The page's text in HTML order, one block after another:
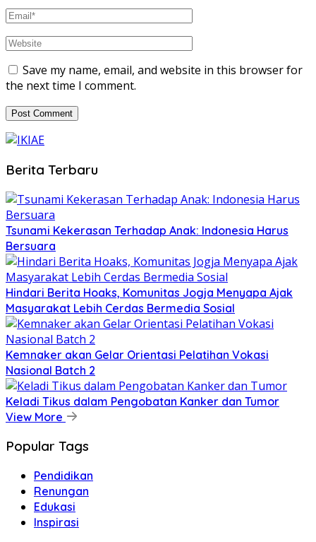
Save my name, email, and website in this browser for
the next time I comment.
Berita Terbaru
Tsunami Kekerasan Terhadap Anak: Indonesia Harus
Bersuara
Hindari Berita Hoaks, Komunitas Jogja Menyapa Ajak
Masyarakat Lebih Cerdas Bermedia Sosial
Kemnaker akan Gelar Orientasi Pelatihan Vokasi
Nasional Batch 2
Keladi Tikus dalam Pengobatan Kanker dan Tumor
View More
Popular Tags
Pendidikan
Renungan
Edukasi
Inspirasi